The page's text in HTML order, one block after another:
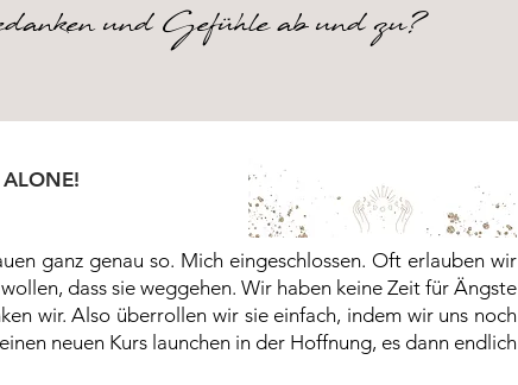
und Gefühle ab und zu?
ganz genau so. Mich eingeschlossen. Oft erlauben wir
dass sie weggehen. Wir haben keine Zeit für Ängste
wir. Also überrollen wir sie einfach, indem wir uns noch
neuen Kurs launchen in der Hoffnung, es dann endlich